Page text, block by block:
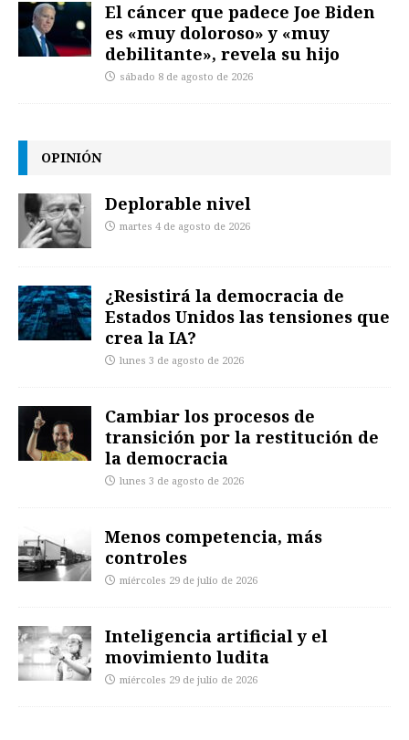
El cáncer que padece Joe Biden
es «muy doloroso» y «muy
debilitante», revela su hijo
sábado 8 de agosto de 2026
OPINIÓN
Deplorable nivel
martes 4 de agosto de 2026
¿Resistirá la democracia de
Estados Unidos las tensiones que
crea la IA?
lunes 3 de agosto de 2026
Cambiar los procesos de
transición por la restitución de
la democracia
lunes 3 de agosto de 2026
Menos competencia, más
controles
miércoles 29 de julio de 2026
Inteligencia artificial y el
movimiento ludita
miércoles 29 de julio de 2026